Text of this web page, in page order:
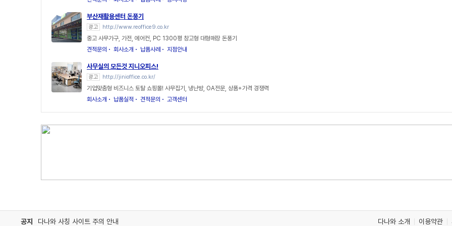
부산재활용센터 돈풍기
광고 http://www.reoffice9.co.kr
중고 사무가구, 가전, 에어컨, PC 1300평 창고형 대형매장 돈풍기
견적문의
회사소개 납품사례 지점안내
사무실의 모든것 지니오피스!
광고 http://jinioffice.co.kr/
기업맞춤형 비즈니스 토탈 쇼핑몰! 사무집기, 냉난방, OA전문, 상품+가격 경쟁력
회사소개
납품실적 견적문의 고객센터
공지 다나와 사칭 사이트 주의 안내 다나와 소개 이용약관